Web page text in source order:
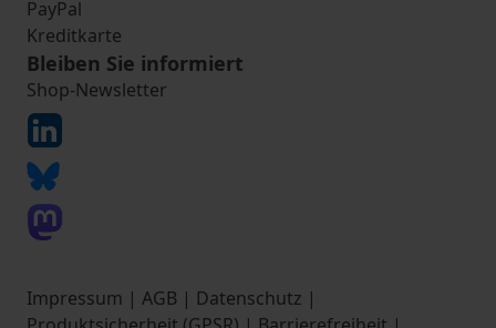
PayPal
Kreditkarte
Bleiben Sie informiert
Shop-Newsletter
Impressum | AGB | Datenschutz |